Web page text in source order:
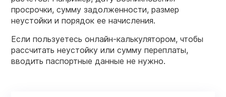
просрочки, сумму задолженности, размер
неустойки и порядок ее начисления.
Если пользуетесь онлайн-калькулятором, чтобы
рассчитать неустойку или сумму переплаты,
вводить паспортные данные не нужно.